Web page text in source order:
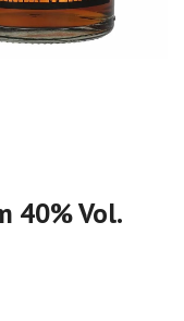
40% Vol.